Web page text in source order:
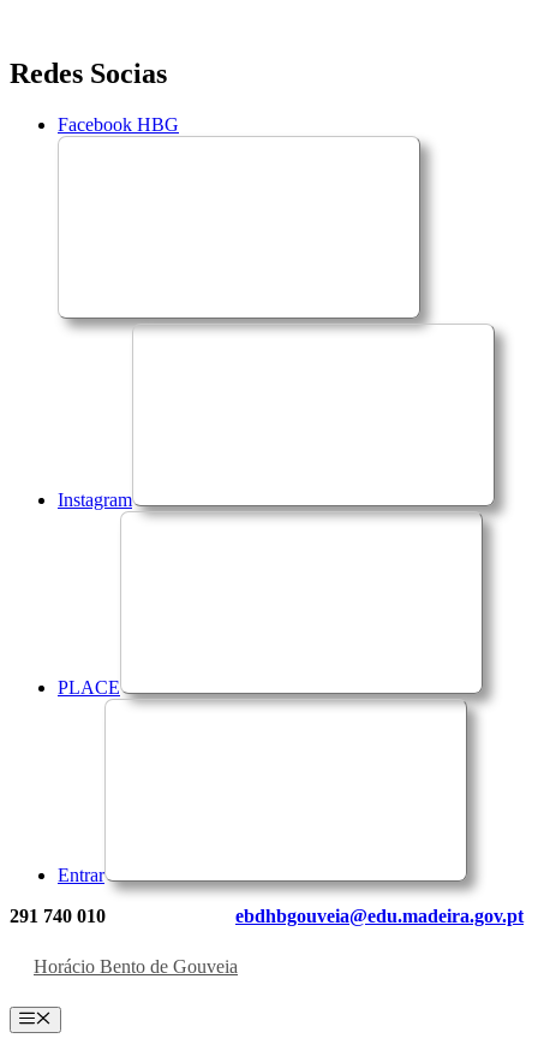
Saltar
para
conteúdo
Redes Socias
Facebook HBG
Instagram
PLACE
Entrar
291 740 010 ebdhbgouveia@edu.madeira.gov.pt
Horácio Bento de Gouveia
Menu